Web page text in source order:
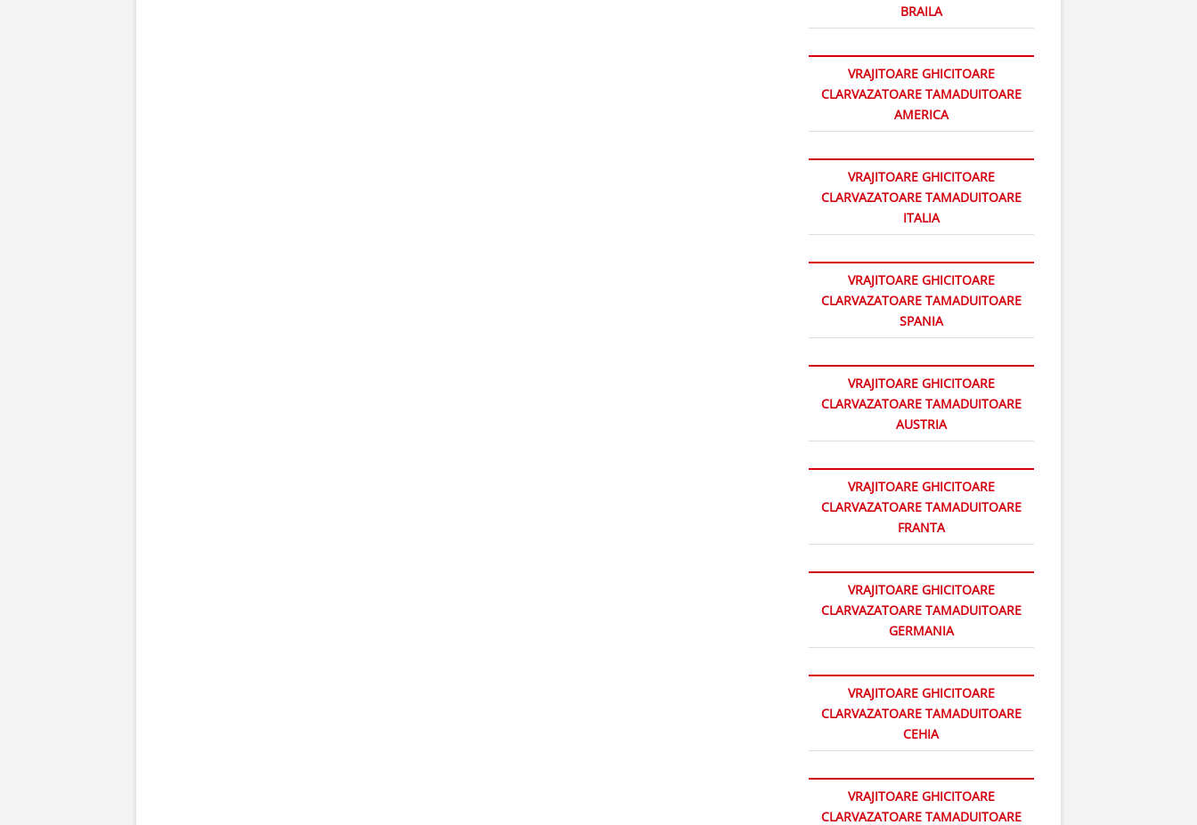
BRAILA
VRAJITOARE GHICITOARE
CLARVAZATOARE TAMADUITOARE
AMERICA
VRAJITOARE GHICITOARE
CLARVAZATOARE TAMADUITOARE
ITALIA
VRAJITOARE GHICITOARE
CLARVAZATOARE TAMADUITOARE
SPANIA
VRAJITOARE GHICITOARE
CLARVAZATOARE TAMADUITOARE
AUSTRIA
VRAJITOARE GHICITOARE
CLARVAZATOARE TAMADUITOARE
FRANTA
VRAJITOARE GHICITOARE
CLARVAZATOARE TAMADUITOARE
GERMANIA
VRAJITOARE GHICITOARE
CLARVAZATOARE TAMADUITOARE
CEHIA
VRAJITOARE GHICITOARE
CLARVAZATOARE TAMADUITOARE